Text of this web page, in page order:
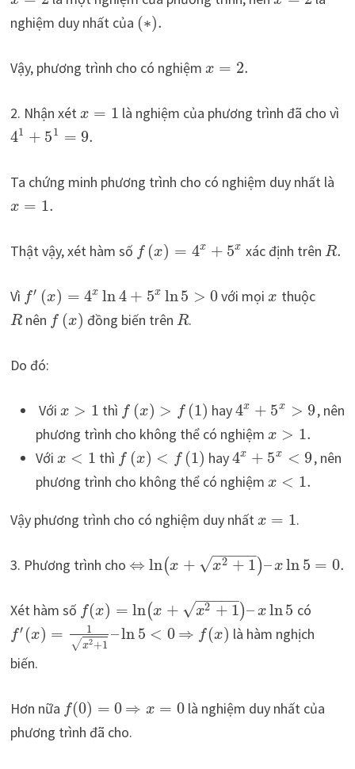
nghiệm duy nhất của (∗).
Vậy, phương trình cho có nghiệm x = 2.
2. Nhận xét x = 1 là nghiệm của phương trình đã cho vì
41 + 51 = 9.
Ta chứng minh phương trình cho có nghiệm duy nhất là
x = 1.
Thật vậy, xét hàm số f (x) = 4x + 5x xác định trên R.
Vì f′ (x) = 4x ln4 + 5x ln5 > 0với mọix thuộc
R nên f (x) đồng biến trên R.
Do đó:
Với x > 1 thì f (x) > f (1) hay4x + 5x > 9, nên
phương trình cho không thể có nghiệm x > 1.
Với x < 1 thì f (x) < f (1) hay4x + 5x < 9, nên
phương trình cho không thể có nghiệm x < 1.
Vậy phương trình cho có nghiệm duy nhất x = 1.
3. Phương trình cho ⇔ ln(x + x2 + 1
− −
−−−
√ )–x ln 5 = 0.
Xét hàm số f(x) = ln(x + x2 + 1
− −
−−−
√ )– x ln5 có
f′ (x) = 1
x2+1
√
–ln 5 < 0 ⇒ f(x) là hàm nghịch
biến.
Hơn nữa f(0) = 0 ⇒ x = 0là nghiệm duy nhất của
phương trình đã cho.